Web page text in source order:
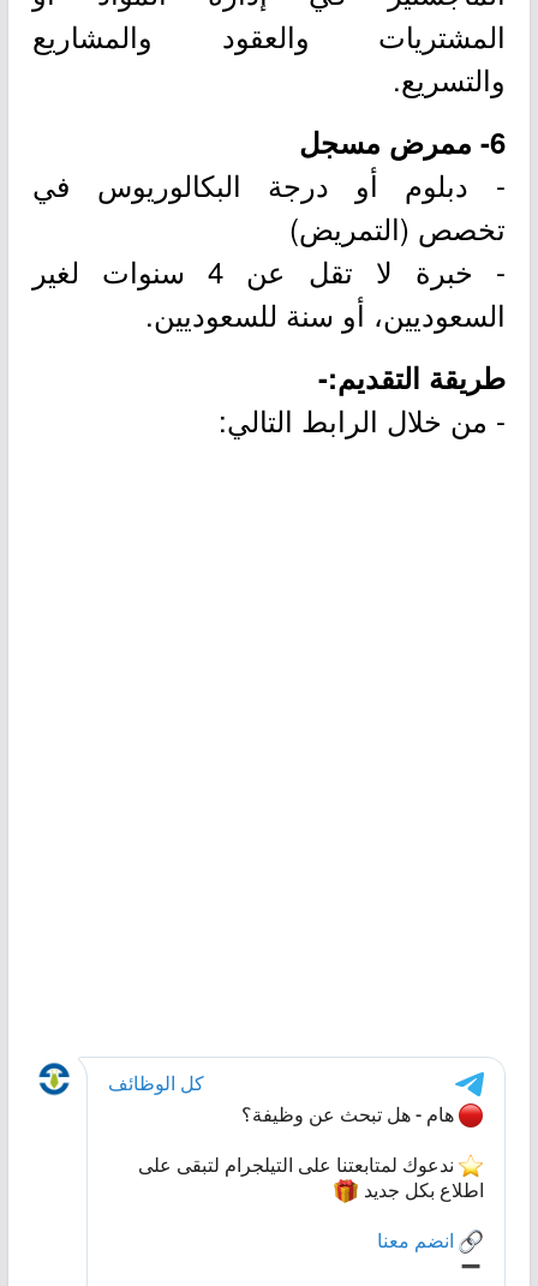
المشتريات والعقود والمشاريع
والتسريع.
6- ممرض مسجل
- دبلوم أو درجة البكالوريوس في
تخصص (التمريض)
- خبرة لا تقل عن 4 سنوات لغير
السعوديين، أو سنة للسعوديين.
طريقة التقديم:-
- من خلال الرابط التالي: